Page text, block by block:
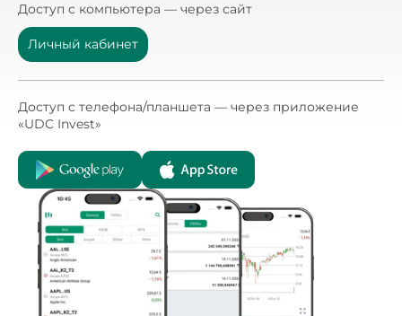
Доступ с компьютера — через сайт
Личный кабинет
Доступ с телефона/планшета — через приложение
«UDC Invest»